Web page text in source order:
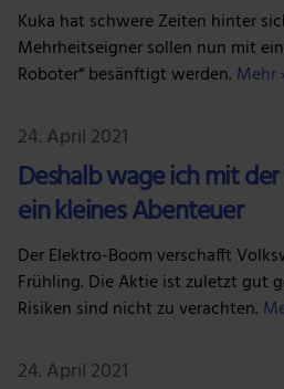
Kuka hat schwere Zeiten hinter
Mehrheitseigner sollen nun mit
Roboter“ besänftigt werden. Mehr
24. April 2021
Deshalb wage ich mit
ein kleines Abenteuer
Der Elektro-Boom verschafft
Frühling. Die Aktie ist zuletzt gut
Risiken sind nicht zu verachten.
24. April 2021